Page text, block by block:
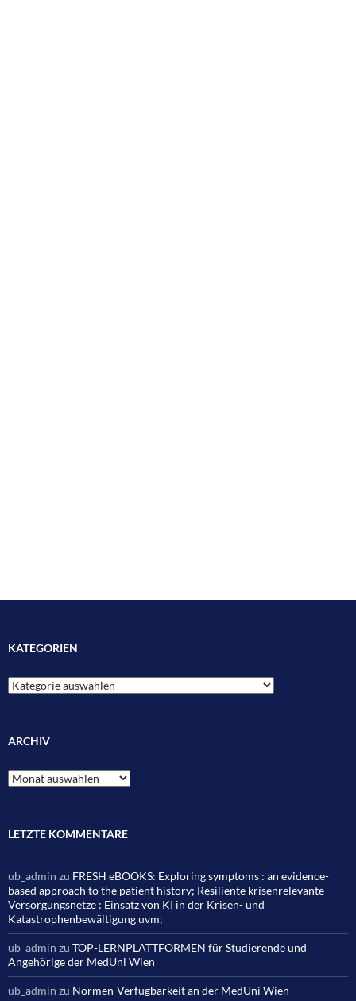
KATEGORIEN
Kategorien
ARCHIV
Archiv
LETZTE KOMMENTARE
ub_admin zu FRESH eBOOKS: Exploring symptoms : an evidence-
based approach to the patient history; Resiliente krisenrelevante
Versorgungsnetze : Einsatz von KI in der Krisen- und
Katastrophenbewältigung uvm;
ub_admin zu TOP-LERNPLATTFORMEN für Studierende und
Angehörige der MedUni Wien
ub_admin zu Normen-Verfügbarkeit an der MedUni Wien